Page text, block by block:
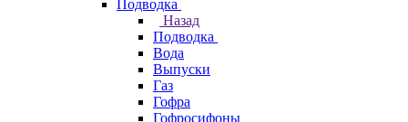
Подводка
Назад
Подводка
Вода
Выпуски
Газ
Гофра
Гофросифоны